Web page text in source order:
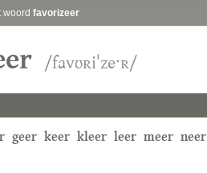
woord favorizeer
/favʊʀiˈzeˑʀ/
geer keer kleer leer meer neer